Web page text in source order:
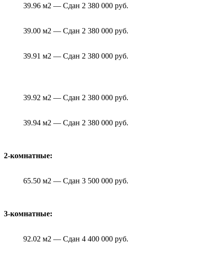
39.96 м2 — Сдан 2 380 000 руб.
39.00 м2 — Сдан 2 380 000 руб.
39.91 м2 — Сдан 2 380 000 руб.
39.92 м2 — Сдан 2 380 000 руб.
39.94 м2 — Сдан 2 380 000 руб.
2-комнатные:
65.50 м2 — Сдан 3 500 000 руб.
3-комнатные:
92.02 м2 — Сдан 4 400 000 руб.